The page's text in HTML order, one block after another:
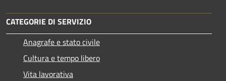
CATEGORIE DI SERVIZIO
Anagrafe e stato civile
Cultura e tempo libero
Vita lavorativa